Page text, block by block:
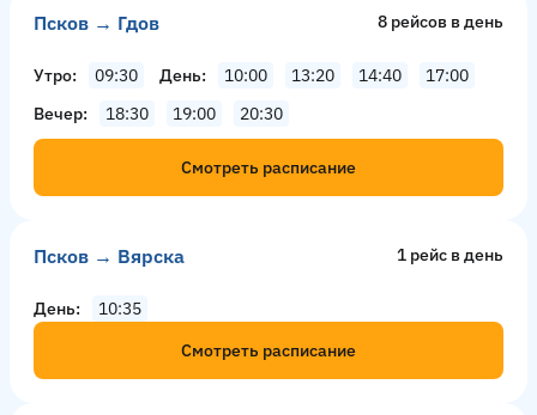
Псков → Гдов 8 рейсов в день
Утро 09:30 День 10:00 13:20 14:40
17:00
Вечер
18:30 19:00 20:30
Смотреть расписание
Псков → Вярска 1 рейс в день
День
10:35
Смотреть расписание